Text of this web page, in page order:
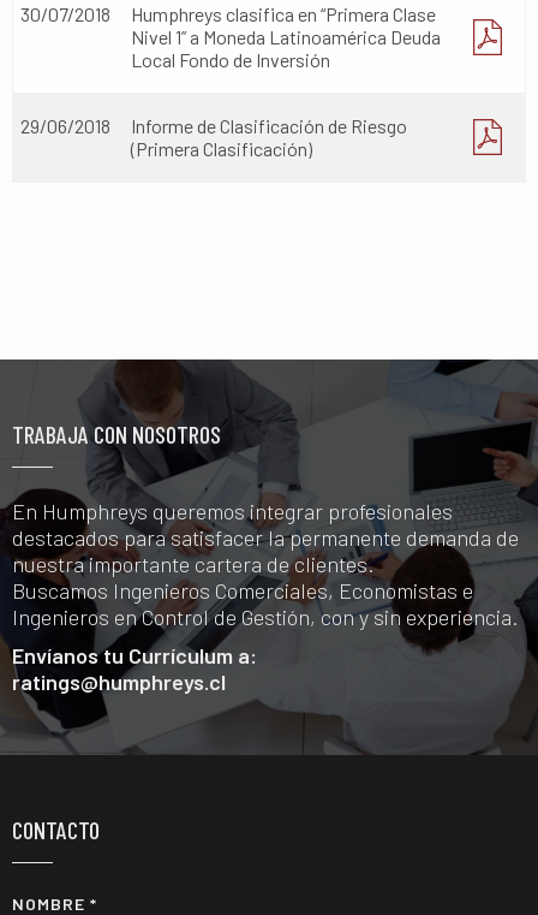
30/07/2018
Humphreys clasifica en “Primera Clase
Nivel 1” a Moneda Latinoamérica Deuda
Local Fondo de Inversión
29/06/2018
Informe de Clasificación de Riesgo
(Primera Clasificación)
TRABAJA CON NOSOTROS
En Humphreys queremos integrar profesionales
destacados para satisfacer la permanente demanda de
nuestra importante cartera de clientes.
Buscamos Ingenieros Comerciales, Economistas e
Ingenieros en Control de Gestión, con y sin experiencia.
Envíanos tu Currículum a:
ratings@humphreys.cl
CONTACTO
NOMBRE *